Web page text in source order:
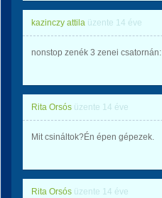
kazinczy attila üzente 14 éve
nonstop zenék 3 zenei csatornán:
Rita Orsós üzente 14 éve
Mit csináltok?Én épen gépezek.
Rita Orsós üzente 14 éve